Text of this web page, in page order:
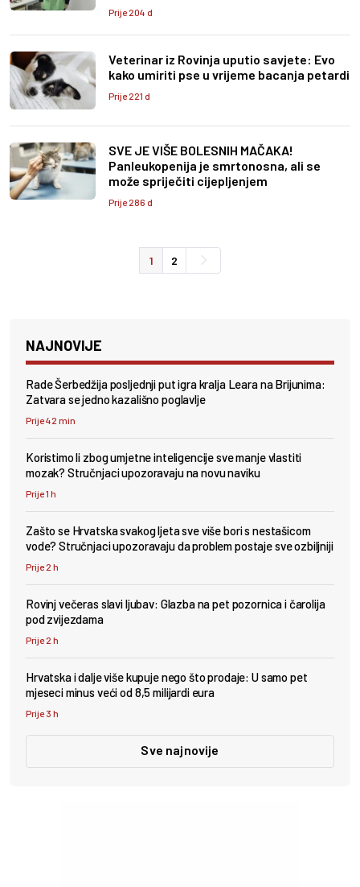
Prije 204 d
Veterinar iz Rovinja uputio savjete: Evo
kako umiriti pse u vrijeme bacanja petardi
Prije 221 d
SVE JE VIŠE BOLESNIH MAČAKA!
Panleukopenija je smrtonosna, ali se
može spriječiti cijepljenjem
Prije 286 d
1 2
NAJNOVIJE
Rade Šerbedžija posljednji put igra kralja Leara na Brijunima:
Zatvara se jedno kazališno poglavlje
Prije 42 min
Koristimo li zbog umjetne inteligencije sve manje vlastiti
mozak? Stručnjaci upozoravaju na novu naviku
Prije 1 h
Zašto se Hrvatska svakog ljeta sve više bori s nestašicom
vode? Stručnjaci upozoravaju da problem postaje sve ozbiljniji
Prije 2 h
Rovinj večeras slavi ljubav: Glazba na pet pozornica i čarolija
pod zvijezdama
Prije 2 h
Hrvatska i dalje više kupuje nego što prodaje: U samo pet
mjeseci minus veći od 8,5 milijardi eura
Prije 3 h
Sve najnovije